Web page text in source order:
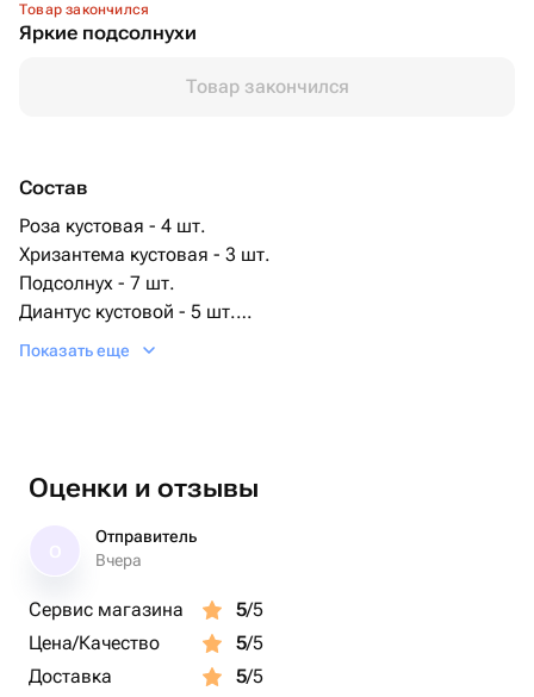
Товар закончился
Яркие подсолнухи
Товар закончился
Состав
Роза кустовая - 4 шт.
Хризантема кустовая - 3 шт.
Подсолнух - 7 шт.
Диантус кустовой - 5 шт.
максут - 5 шт.
Показать еще
Оценки и отзывы
Отправитель
Вчера
Сервис магазина 5/5
Цена/Качество
5/5
Доставка
5/5